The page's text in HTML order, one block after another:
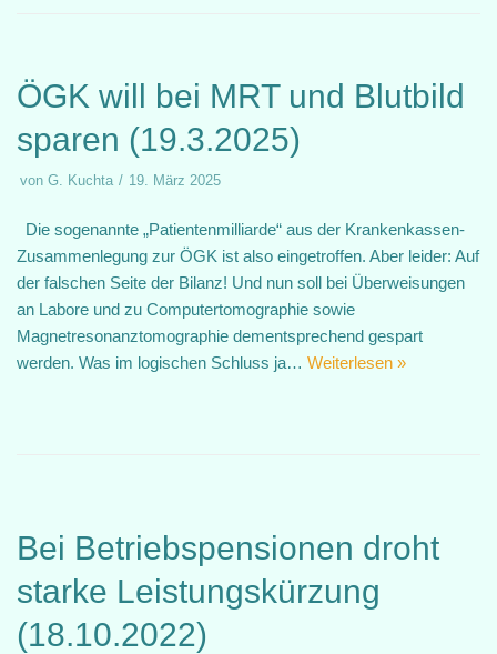
ÖGK will bei MRT und Blutbild
sparen (19.3.2025)
von G. Kuchta 19. März 2025
Die sogenannte „Patientenmilliarde“ aus der Krankenkassen-
Zusammenlegung zur ÖGK ist also eingetroffen. Aber leider: Auf
der falschen Seite der Bilanz! Und nun soll bei Überweisungen
an Labore und zu Computertomographie sowie
Magnetresonanztomographie dementsprechend gespart
werden. Was im logischen Schluss ja… Weiterlesen »
Bei Betriebspensionen droht
starke Leistungskürzung
(18.10.2022)